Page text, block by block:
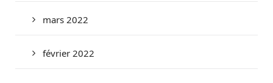
mars 2022
février 2022